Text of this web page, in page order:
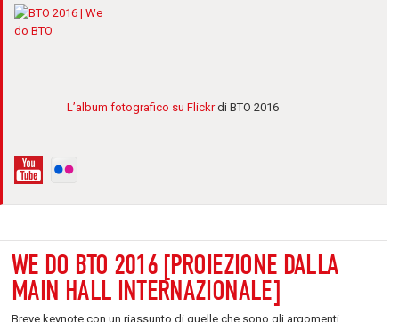
L’album fotografico su Flickr di BTO 2016
WE DO BTO 2016 [PROIEZIONE DALLA
MAIN HALL INTERNAZIONALE]
Breve keynote con un riassunto di quelle che sono gli argomenti